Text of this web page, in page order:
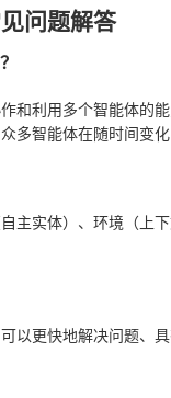
问题解答
和利用多个智能体的
多智能体在随时间变
主实体）、环境（上
以更快地解决问题、